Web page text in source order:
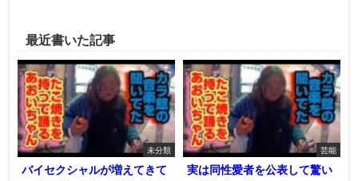
最近書いた記事
未分類
バイセクシャルが増えてきて
芸能
実は同性愛者を公表して驚い